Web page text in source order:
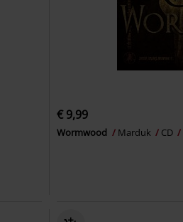
€ 9,99
Wormwood Marduk CD